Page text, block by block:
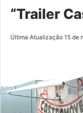
“Trailer
Última Atualização 15 de